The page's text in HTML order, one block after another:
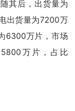
其后，出货量为
出货量为7200万
6300万片，市场
万片，占比